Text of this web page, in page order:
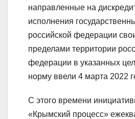
направленные на
исполнения
российской федерации
пределами территории
федерации в указанных
норму ввели 4 марта 2022
С этого времени
«Крымский процесс»